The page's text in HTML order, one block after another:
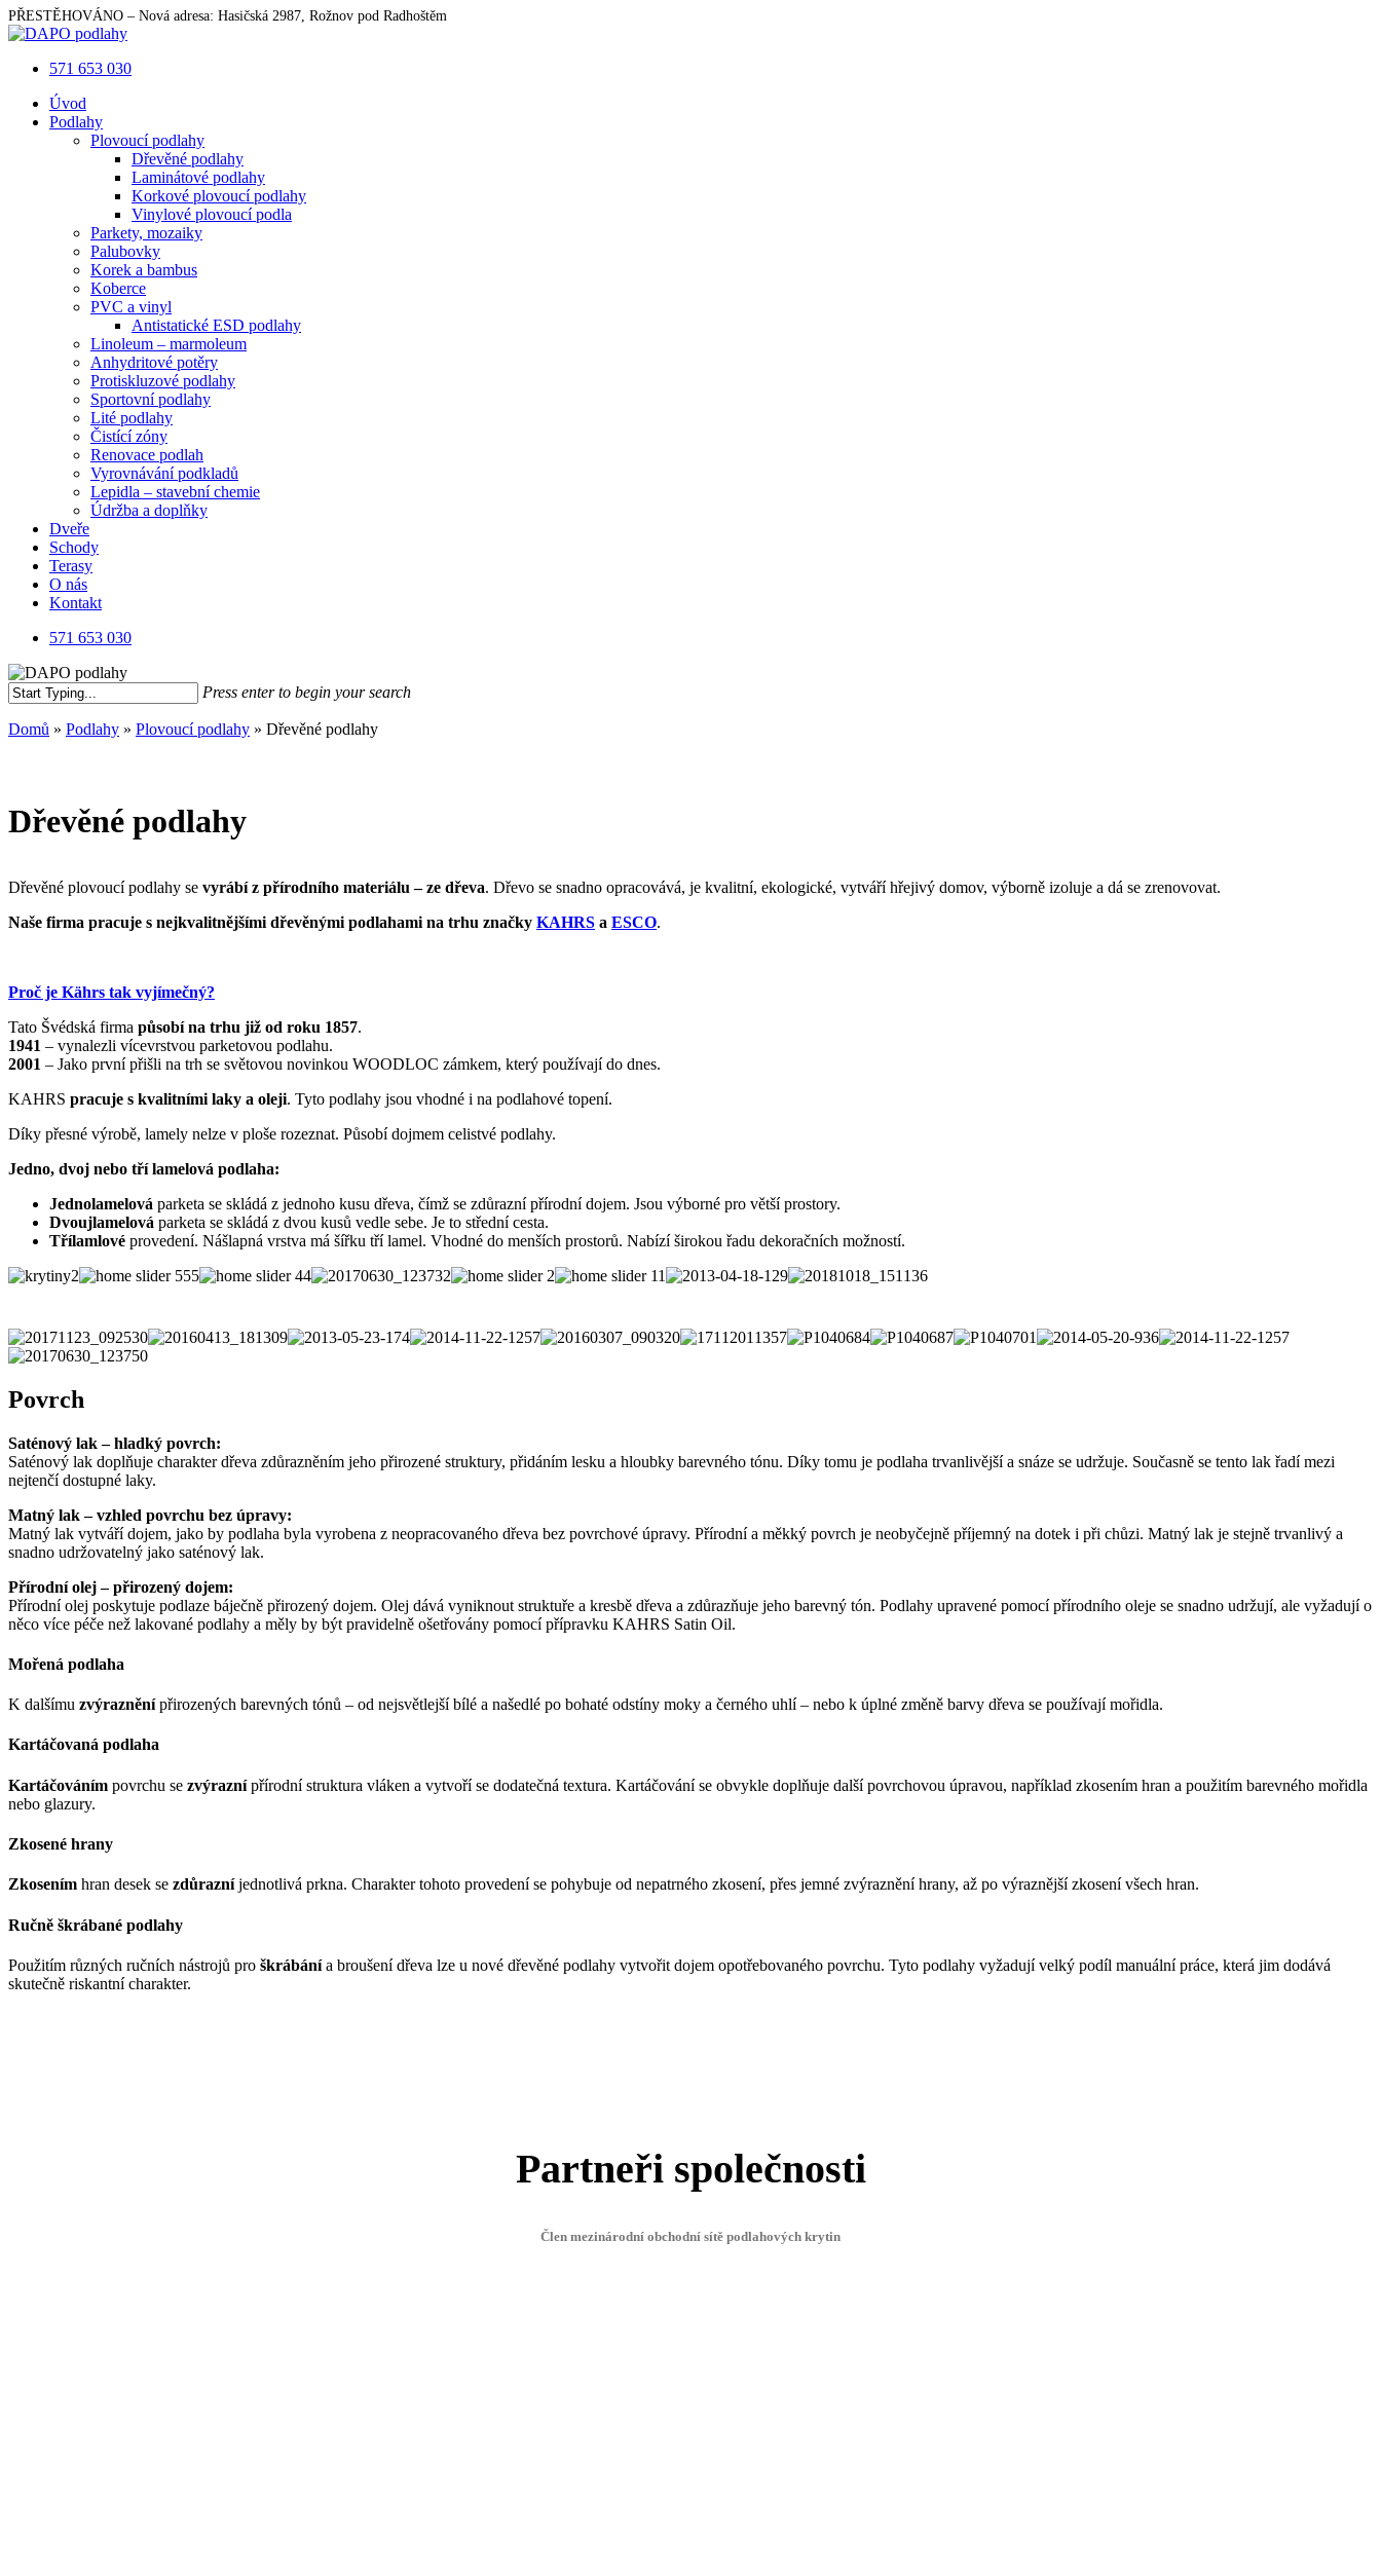
Skip
to
content
PŘESTĚHOVÁNO – Nová adresa: Hasičská 2987, Rožnov pod Radhoštěm
571 653 030
Menu
Úvod
Podlahy
Plovoucí podlahy
Dřevěné podlahy
Laminátové podlahy
Korkové plovoucí podlahy
Vinylové plovoucí podla
Parkety, mozaiky
Palubovky
Korek a bambus
Koberce
PVC a vinyl
Antistatické ESD podlahy
Linoleum – marmoleum
Anhydritové potěry
Protiskluzové podlahy
Sportovní podlahy
Lité podlahy
Čistící zóny
Renovace podlah
Vyrovnávání podkladů
Lepidla – stavební chemie
Údržba a doplňky
Dveře
Schody
Terasy
O nás
Kontakt
571 653 030
Press enter to begin your search
Search
Domů » Podlahy » Plovoucí podlahy » Dřevěné podlahy
Dřevěné podlahy
Dřevěné plovoucí podlahy se vyrábí z přírodního materiálu – ze dřeva. Dřevo se snadno opracovává, je kvalitní, ekologické, vytváří hřejivý domov, výborně izoluje a dá se zrenovovat.
Naše firma pracuje s nejkvalitnějšími dřevěnými podlahami na trhu značky KAHRS a ESCO.
Proč je Kährs tak vyjímečný?
Tato Švédská firma působí na trhu již od roku 1857.
1941 – vynalezli vícevrstvou parketovou podlahu.
2001 – Jako první přišli na trh se světovou novinkou WOODLOC zámkem, který používají do dnes.
KAHRS pracuje s kvalitními laky a oleji. Tyto podlahy jsou vhodné i na podlahové topení.
Díky přesné výrobě, lamely nelze v ploše rozeznat. Působí dojmem celistvé podlahy.
Jedno, dvoj nebo tří lamelová podlaha:
Jednolamelová parketa se skládá z jednoho kusu dřeva, čímž se zdůrazní přírodní dojem. Jsou výborné pro větší prostory.
Dvoujlamelová parketa se skládá z dvou kusů vedle sebe. Je to střední cesta.
Třílamlové provedení. Nášlapná vrstva má šířku tří lamel. Vhodné do menších prostorů. Nabízí širokou řadu dekoračních možností.
Povrch
Saténový lak – hladký povrch:
Saténový lak doplňuje charakter dřeva zdůrazněním jeho přirozené struktury, přidáním lesku a hloubky barevného tónu. Díky tomu je podlaha trvanlivější a snáze se udržuje. Současně se tento lak řadí mezi
nejtenčí dostupné laky.
Matný lak – vzhled povrchu bez úpravy:
Matný lak vytváří dojem, jako by podlaha byla vyrobena z neopracovaného dřeva bez povrchové úpravy. Přírodní a měkký povrch je neobyčejně příjemný na dotek i při chůzi. Matný lak je stejně trvanlivý a
snadno udržovatelný jako saténový lak.
Přírodní olej – přirozený dojem:
Přírodní olej poskytuje podlaze báječně přirozený dojem. Olej dává vyniknout struktuře a kresbě dřeva a zdůrazňuje jeho barevný tón. Podlahy upravené pomocí přírodního oleje se snadno udržují, ale vyžadují o
něco více péče než lakované podlahy a měly by být pravidelně ošetřovány pomocí přípravku KAHRS Satin Oil.
Mořená podlaha
K dalšímu zvýrazněnípřirozených barevných tónů – od nejsvětlejší bílé a našedlé po bohaté odstíny moky a černého uhlí – nebo k úplné změně barvy dřeva se používají mořidla.
Kartáčovaná podlaha
Kartáčováním povrchu se zvýraznípřírodní struktura vláken a vytvoří se dodatečná textura. Kartáčování se obvykle doplňuje další povrchovou úpravou, například zkosením hran a použitím barevného mořidla
nebo glazury.
Zkosené hrany
Zkosením hran desek se zdůrazníjednotlivá prkna. Charakter tohoto provedení se pohybuje od nepatrného zkosení, přes jemné zvýraznění hrany, až po výraznější zkosení všech hran.
Ručně škrábané podlahy
Použitím různých ručních nástrojů pro škrábánía broušení dřeva lze u nové dřevěné podlahy vytvořit dojem opotřebovaného povrchu. Tyto podlahy vyžadují velký podíl manuální práce, která jim dodává
skutečně riskantní charakter.
Partneři společnosti
Člen mezinárodní obchodní sítě podlahových krytin